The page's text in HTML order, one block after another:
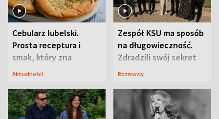
Cebularz lubelski.
Prosta receptura i
smak, który zna
Lubelszczyzna
Aktualności
Zespół KSU ma sposób
na długowieczność.
Zdradzili swój sekret
Rozmowy